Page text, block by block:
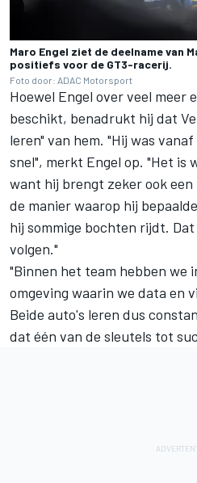
Maro Engel ziet de deelname van
positiefs voor de GT3-racerij.
Foto door: ADAC Motorsport
Hoewel Engel over veel meer
beschikt, benadrukt hij dat
leren" van hem. "Hij was
snel", merkt Engel op. "Het is
want hij brengt zeker ook
de manier waarop hij
hij sommige bochten rijdt.
volgen."
"Binnen het team hebben we
omgeving waarin we data en
Beide auto's leren dus
dat één van de sleutels tot